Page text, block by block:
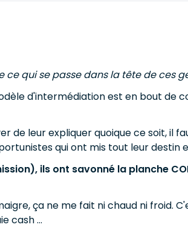
ce qui se passe dans la tête de ces
d'intermédiation est en bout de
de leur expliquer quoique ce soit, il
qui ont mis tout leur destin
ils ont savonné la planche
ça ne me fait ni chaud ni froid.
cash ...